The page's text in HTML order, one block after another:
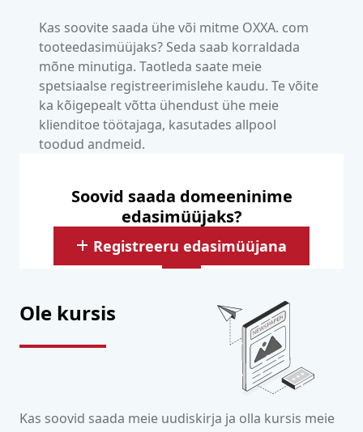
Kas soovite saada ühe või mitme OXXA. com
tooteedasimüüjaks? Seda saab korraldada
mõne minutiga. Taotleda saate meie
spetsiaalse registreerimislehe kaudu. Te võite
ka kõigepealt võtta ühendust ühe meie
klienditoe töötajaga, kasutades allpool
toodud andmeid.
Soovid saada domeeninime
edasimüüjaks?
Registreeru edasimüüjana
Ole kursis
Kas soovid saada meie uudiskirja ja olla kursis meie